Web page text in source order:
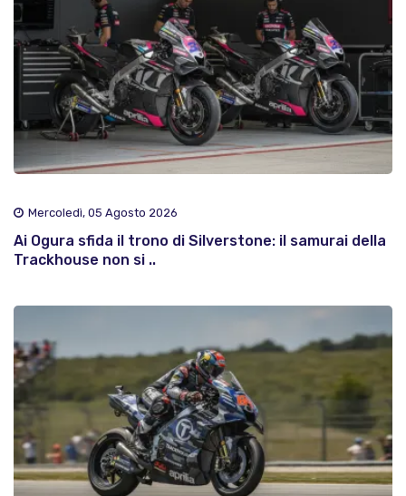
Mercoledì, 05 Agosto 2026
Ai Ogura sfida il trono di Silverstone: il samurai della
Trackhouse non si ..